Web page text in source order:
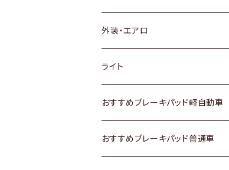
トヨタ
ホンダ
スズキ
日産
外装・エアロ
トヨタ
ホンダ
スズキ
ライト
トヨタ
スズキ
おすすめブレーキパッド軽自動車
トヨタ
おすすめブレーキパッド普通車